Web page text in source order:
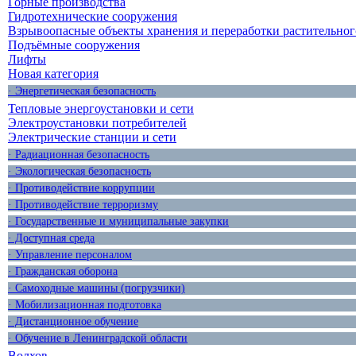
Гидротехнические сооружения
Взрывоопасные объекты хранения и переработки
Подъёмные сооружения
Лифты
Новая категория
· Энергетическая безопасность
Тепловые энергоустановки и сети
Электроустановки потребителей
Электрические станции и сети
· Радиационная безопасность
· Экологическая безопасность
· Противодействие коррупции
· Противодействие терроризму
· Государственные и муниципальные закупки
· Доступная среда
· Управление персоналом
· Гражданская оборона
· Самоходные машины (погрузчики)
· Мобилизационная подготовка
· Дистанционное обучение
· Обучение в Ленинградской области